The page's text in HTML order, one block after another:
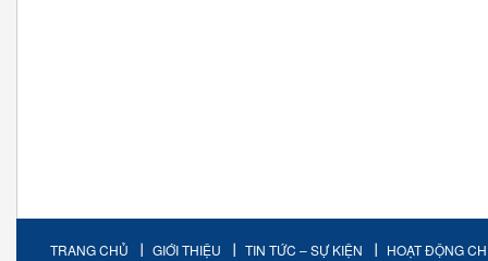
TRANG CHỦ GIỚI THIỆU TIN TỨC – SỰ KIỆN HOẠT ĐỘNG